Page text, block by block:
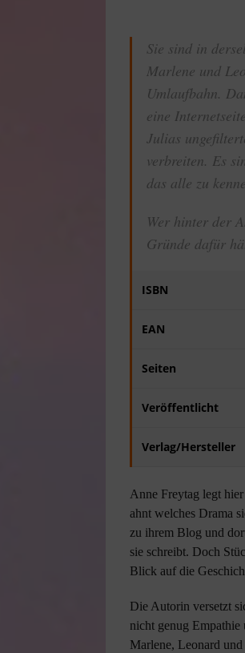
Sie sind in
Marlene und
Umlaufbahn.
eine
Julias
verbreiten. Es
das alle zu
Wer hinter der
Gründe dafür
ISBN
EAN
Seiten
Veröffentlicht
Verlag/Hersteller
Anne Freytag legt
ahnt welches Drama
zu ihrem Blog und
sie schreibt. Doch
Blick auf die
Die Autorin versetzt
nicht genug Empathie
Marlene, Leonard